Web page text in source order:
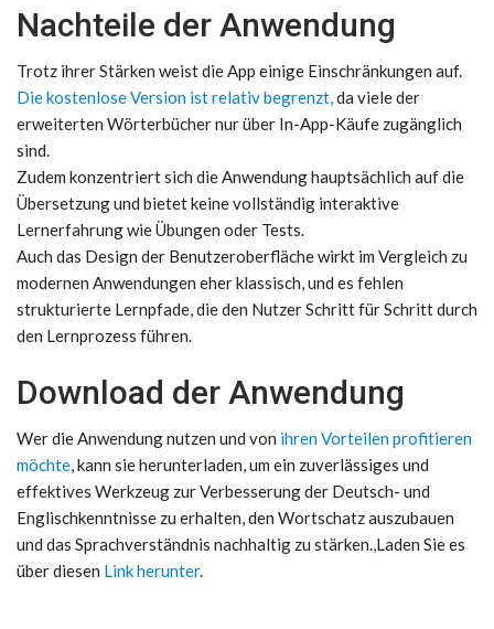
Nachteile der Anwendung
Trotz ihrer Stärken weist die App einige Einschränkungen auf.
Die kostenlose Version ist relativ begrenzt,da viele der
erweiterten Wörterbücher nur über In-App-Käufe zugänglich
sind.
Zudem konzentriert sich die Anwendung hauptsächlich auf die
Übersetzung und bietet keine vollständig interaktive
Lernerfahrung wie Übungen oder Tests.
Auch das Design der Benutzeroberfläche wirkt im Vergleich zu
modernen Anwendungen eher klassisch, und es fehlen
strukturierte Lernpfade, die den Nutzer Schritt für Schritt durch
den Lernprozess führen.
Download der Anwendung
Wer die Anwendung nutzen und von ihren Vorteilen profitieren
möchte, kann sie herunterladen, um ein zuverlässiges und
effektives Werkzeug zur Verbesserung der Deutsch- und
Englischkenntnisse zu erhalten, den Wortschatz auszubauen
und das Sprachverständnis nachhaltig zu stärken.,Laden Sie es
über diesen Link herunter.